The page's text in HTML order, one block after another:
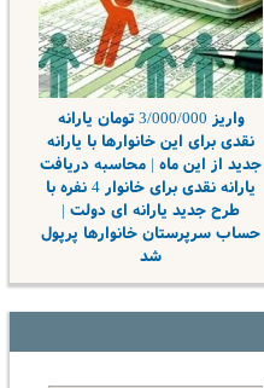
واریز 3/000/000 تومان یارانه
نقدی برای این خانوارها با یارانه
جدید از این ماه | محاسبه دریافت
یارانه نقدی برای خانوار 4 نفره با
طرح جدید یارانه ای دولت |
حساب سرپرستان خانوارها پرپول
شد